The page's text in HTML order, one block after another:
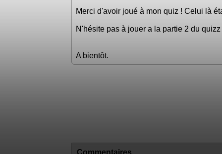
Merci d'avoir joué à mon quiz ! Celui là
N'hésite pas à jouer a la partie 2 du
A bientôt.
Commentaires